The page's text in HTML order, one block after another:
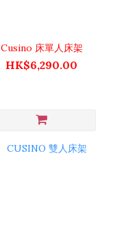
Cusino 床單人床架
HK$6,290.00